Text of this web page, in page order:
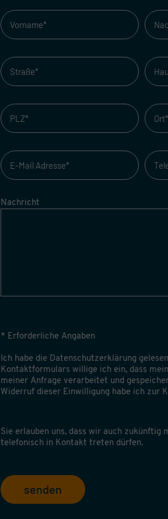
Nachricht
* Erforderliche Angaben
Ich habe die Datenschutzerklärung
Kontaktformulars willige ich ein, dass
meiner Anfrage verarbeitet und
Widerruf dieser Einwilligung habe ich zur
Sie erlauben uns, dass wir auch zukünftig
telefonisch in Kontakt treten dürfen.
senden